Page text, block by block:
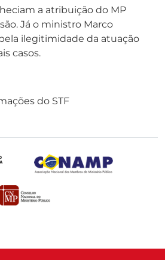
a atribuição do MP
Já o ministro Marco
ilegitimidade da atuação
casos.
do STF